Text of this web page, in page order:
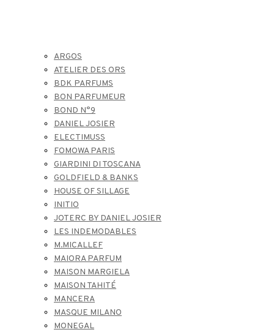
ARGOS
ATELIER DES ORS
BDK PARFUMS
BON PARFUMEUR
BOND N°9
DANIEL JOSIER
ELECTIMUSS
FOMOWA PARIS
GIARDINI DI TOSCANA
GOLDFIELD & BANKS
HOUSE OF SILLAGE
INITIO
JOTERC BY DANIEL JOSIER
LES INDEMODABLES
M.MICALLEF
MAIORA PARFUM
MAISON MARGIELA
MAISON TAHITÉ
MANCERA
MASQUE MILANO
MONEGAL